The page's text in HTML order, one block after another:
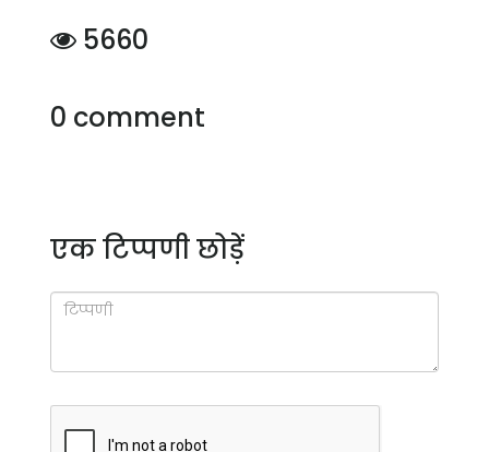
5660
0 comment
एक टिप्पणी छोड़ें